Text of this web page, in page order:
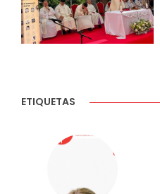
ETIQUETAS